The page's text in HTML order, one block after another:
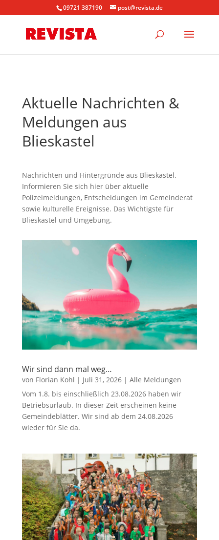
09721 387190 post@revista.de
Aktuelle Nachrichten &
Meldungen aus
Blieskastel
Nachrichten und Hintergründe aus Blieskastel.
Informieren Sie sich hier über aktuelle
Polizeimeldungen, Entscheidungen im Gemeinderat
sowie kulturelle Ereignisse. Das Wichtigste für
Blieskastel und Umgebung.
Wir sind dann mal weg…
von Florian Kohl | Juli 31, 2026| Alle Meldungen
Vom 1.8. bis einschließlich 23.08.2026 haben wir
Betriebsurlaub. In dieser Zeit erscheinen keine
Gemeindeblätter. Wir sind ab dem 24.08.2026
wieder für Sie da.